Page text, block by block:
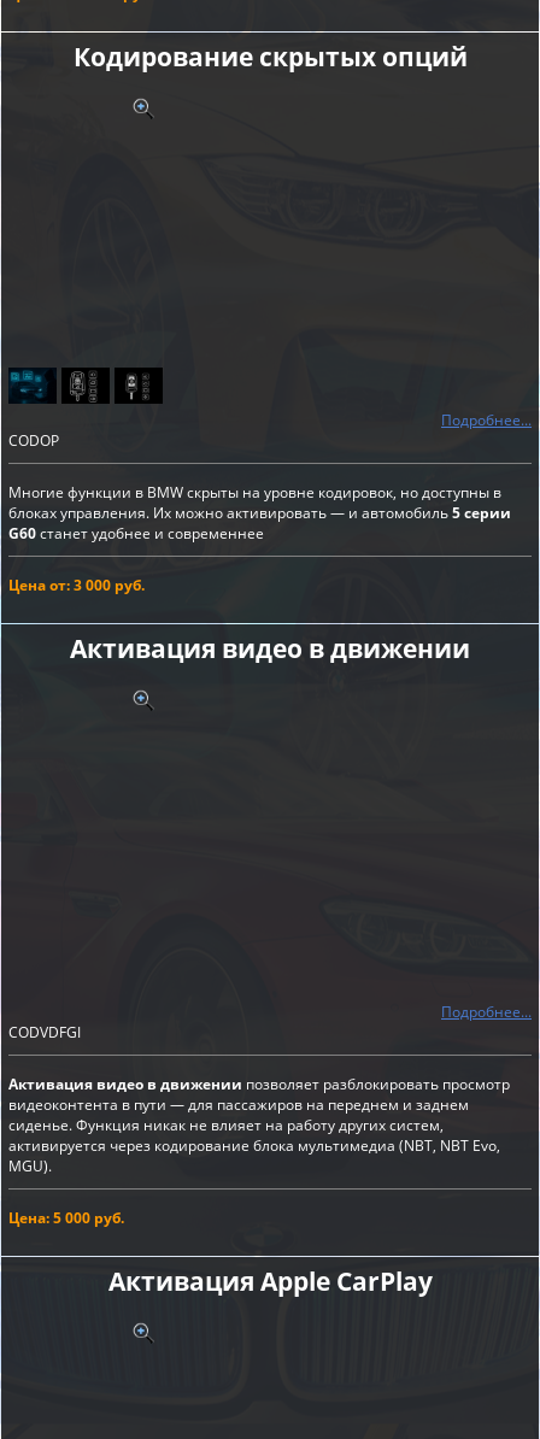
Кодирование скрытых опций
Подробнее...
CODOP
Многие функции в BMW скрыты на уровне кодировок, но доступны в
блоках управления. Их можно активировать — и автомобиль5 серии
G60станет удобнее и современнее
Цена от: 3 000 руб.
Активация видео в движении
Подробнее...
CODVDFGI
Активация видео в движении позволяет разблокировать просмотр
видеоконтента в пути — для пассажиров на переднем и заднем
сиденье. Функция никак не влияет на работу других систем,
активируется через кодирование блока мультимедиа (NBT, NBT Evo,
MGU).
Цена: 5 000 руб.
Активация Apple CarPlay